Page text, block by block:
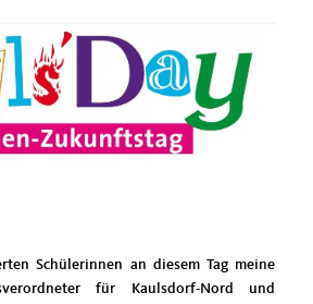
Schülerinnen an diesem Tag meine
für Kaulsdorf-Nord und